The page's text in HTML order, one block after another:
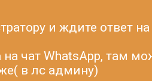
и ждите ответ
чат WhatsApp, там
в лс админу)